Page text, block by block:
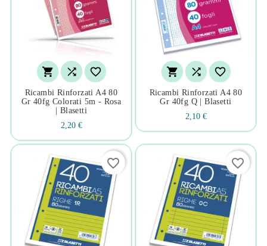
  
Ricambi Rinforzati A4 80
Gr 40fg Colorati 5m - Rosa
| Blasetti
2,20 €
  
Ricambi Rinforzati A4 80
Gr 40fg Q | Blasetti
2,10 €
favorite_border favorite_border